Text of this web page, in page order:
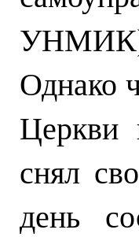
Однако
Церкви
снял
день